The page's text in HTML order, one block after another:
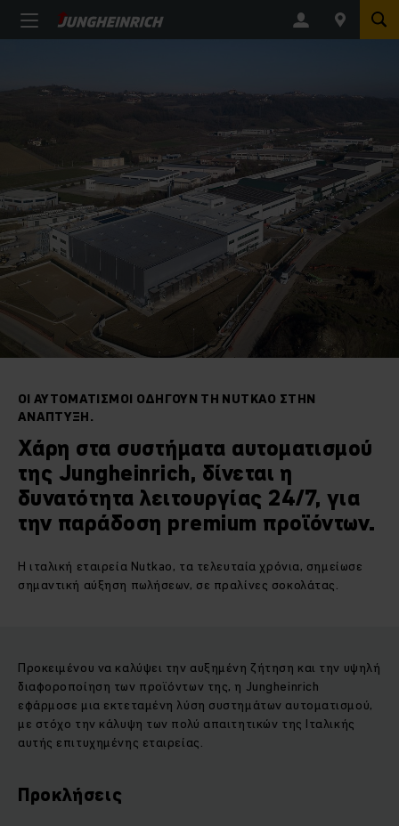
ΟΙ ΑΥΤΟΜΑΤΙΣΜΟΙ ΟΔΗΓΟΥΝ ΤΗ NUTKAO ΣΤΗΝ
ΑΝΑΠΤΥΞΗ.
Χάρη στα συστήματα αυτοματισμού
της Jungheinrich, δίνεται η
δυνατότητα λειτουργίας 24/7, για
την παράδοση premium προϊόντων.
Η ιταλική εταιρεία Nutkao, τα τελευταία χρόνια, σημείωσε
σημαντική αύξηση πωλήσεων, σε πραλίνες σοκολάτας.
Προκειμένου να καλύψει την αυξημένη ζήτηση και την υψηλή
διαφοροποίηση των προϊόντων της, η Jungheinrich
εφάρμοσε μια εκτεταμένη λύση συστημάτων αυτοματισμού,
με στόχο την κάλυψη των πολύ απαιτητικών της Ιταλικής
αυτής επιτυχημένης εταιρείας.
Προκλήσεις